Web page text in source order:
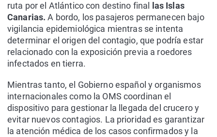
ruta por el Atlántico con destino final
las Islas
Canarias.A bordo, los pasajeros permanecen bajo
vigilancia epidemiológica mientras se intenta
determinar el origen del contagio, que podría estar
relacionado con la exposición previa a roedores
infectados en tierra.
Mientras tanto, el Gobierno español y organismos
internacionales como la OMS coordinan el
dispositivo para gestionar la llegada del crucero y
evitar nuevos contagios. La prioridad es garantizar
la atención médica de los casos confirmados y la